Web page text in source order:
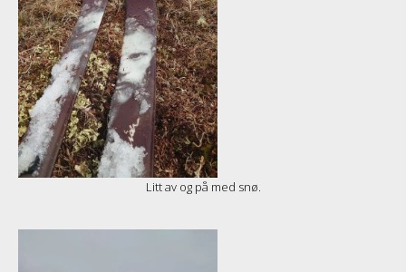
Litt av og på med snø.